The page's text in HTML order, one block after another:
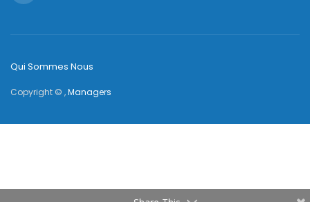
Qui Sommes Nous
Copyright © ,Managers